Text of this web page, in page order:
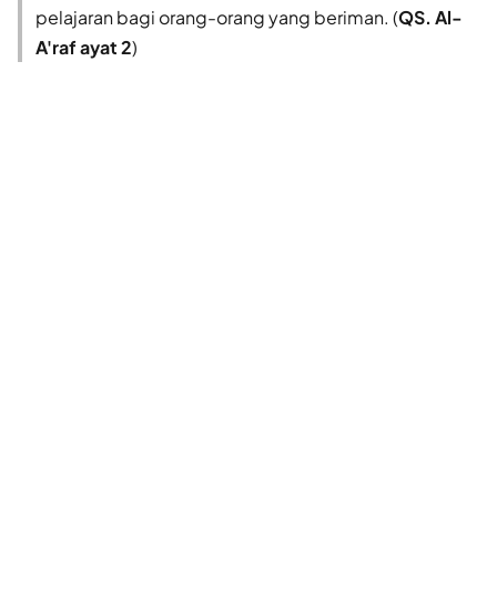
pelajaran bagi orang-orang yang beriman. (QS. Al-
A'raf ayat 2)